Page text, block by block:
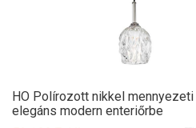
HO Polírozott nikkel mennyezeti
elegáns modern enteriőrbe